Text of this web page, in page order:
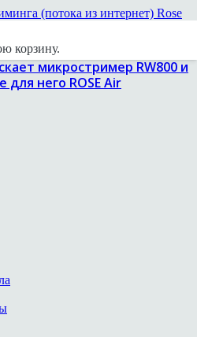
корзину.
микростример RW800 и
него ROSE Air